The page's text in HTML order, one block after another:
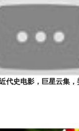
代史电影，巨星云集